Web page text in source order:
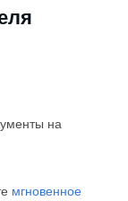
на
мгновенное